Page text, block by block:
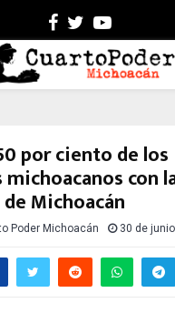
Facebook
TwitterYoutube
por ciento de los
con
Michoacán
Poder Michoacán 30 de